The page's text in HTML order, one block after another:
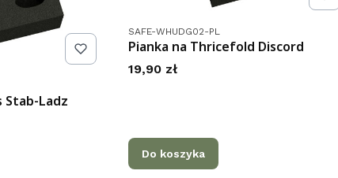
Stab-Ladz
Kod produktu
SAFE-WHUDG02-PL
Pianka na Thricefold Discord
Cena
19,90 zł
Do koszyka